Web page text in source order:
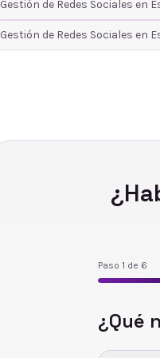
Gestión de Redes Sociales en
Gestión de Redes Sociales en
Paso 1 de 6
¿Qué